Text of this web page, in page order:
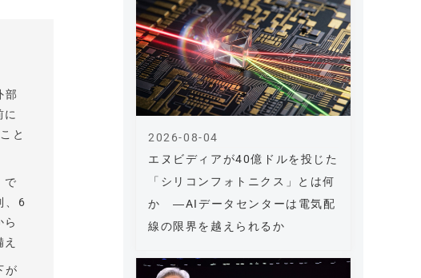
部
に
と
で
、6
ら
が
エヌビディアが40億ドルを投じた
「シリコンフォトニクス」とは何
か ―AIデータセンターは電気配
線の限界を越えられるか
2026-08-04